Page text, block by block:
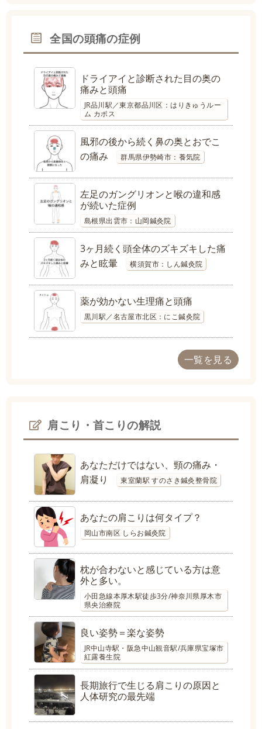
全国の頭痛の症例
ドライアイと診断された目の奥の
痛みと頭痛
JR品川駅／東京都品川区：はりきゅうルー
ム カポス
風邪の後から続く鼻の奥とおでこ
の痛み
群馬県伊勢崎市：養気院
左足のガングリオンと喉の違和感
が続いた症例
島根県出雲市：山岡鍼灸院
3ヶ月続く頭全体のズキズキした痛
みと眩暈
横須賀市：しん鍼灸院
薬が効かない生理痛と頭痛
黒川駅／名古屋市北区：にこ鍼灸院
一覧を見る
肩こり・首こりの解説
あなただけではない、頸の痛み・
肩凝り
東室蘭駅 すのさき鍼灸整骨院
あなたの肩こりは何タイプ？
岡山市南区 しらお鍼灸院
枕が合わないと感じている方は意
外と多い。
小田急線本厚木駅徒歩3分/神奈川県厚木市
県央治療院
良い姿勢＝楽な姿勢
JR中山寺駅・阪急中山観音駅/兵庫県宝塚市
紅露養生院
長期旅行で生じる肩こりの原因と
人体研究の最先端